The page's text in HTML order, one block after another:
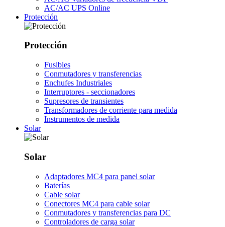
AC/AC UPS Online
Protección
Protección
Fusibles
Conmutadores y transferencias
Enchufes Industriales
Interruptores - seccionadores
Supresores de transientes
Transformadores de corriente para medida
Instrumentos de medida
Solar
Solar
Adaptadores MC4 para panel solar
Baterías
Cable solar
Conectores MC4 para cable solar
Conmutadores y transferencias para DC
Controladores de carga solar